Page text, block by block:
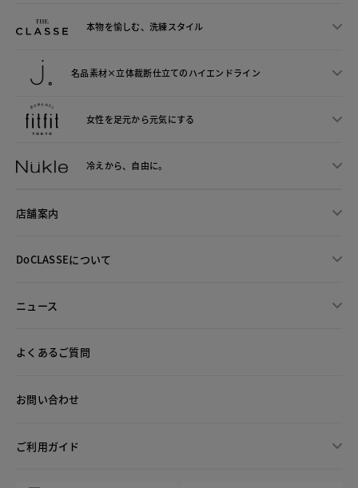
本物を愉しむ、洗練スタイル
名品素材×立体裁断仕立てのハイエンドライン
女性を足元から元気にする
冷えから、 自由に。
店舗案内
DoCLASSEについて
ニュース
よくあるご質問
お問い合わせ
ご利用ガイド